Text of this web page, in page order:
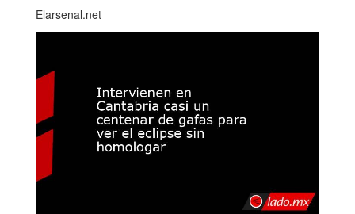
Elarsenal.net